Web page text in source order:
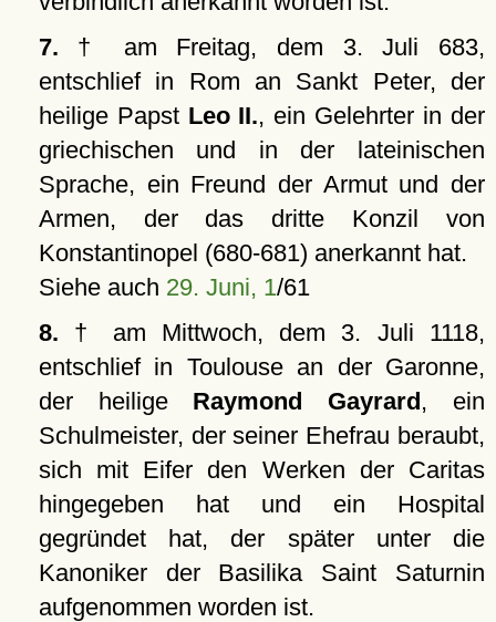
7. † am Freitag, dem 3. Juli 683,
entschlief in Rom an Sankt Peter, der
heilige Papst Leo II., ein Gelehrter in der
griechischen und in der lateinischen
Sprache, ein Freund der Armut und der
Armen, der das dritte Konzil von
Konstantinopel (680-681) anerkannt hat.
Siehe auch 29. Juni, 1/61
8. † am Mittwoch, dem 3. Juli 1118,
entschlief in Toulouse an der Garonne,
der heilige Raymond Gayrard, ein
Schulmeister, der seiner Ehefrau beraubt,
sich mit Eifer den Werken der Caritas
hingegeben hat und ein Hospital
gegründet hat, der später unter die
Kanoniker der Basilika Saint Saturnin
aufgenommen worden ist.